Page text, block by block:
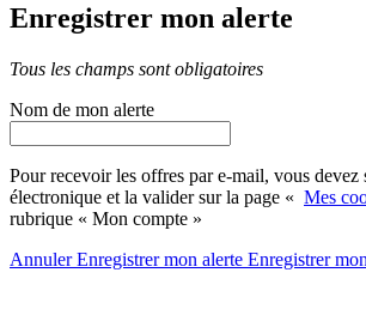
Enregistrer mon alerte
Tous les champs sont obligatoires
Nom de mon alerte
Pour recevoir les offres par e-mail, vous devez
électronique et la valider sur la page « Mes
rubrique « Mon compte »
AnnulerEnregistrer mon alerte Enregistrer